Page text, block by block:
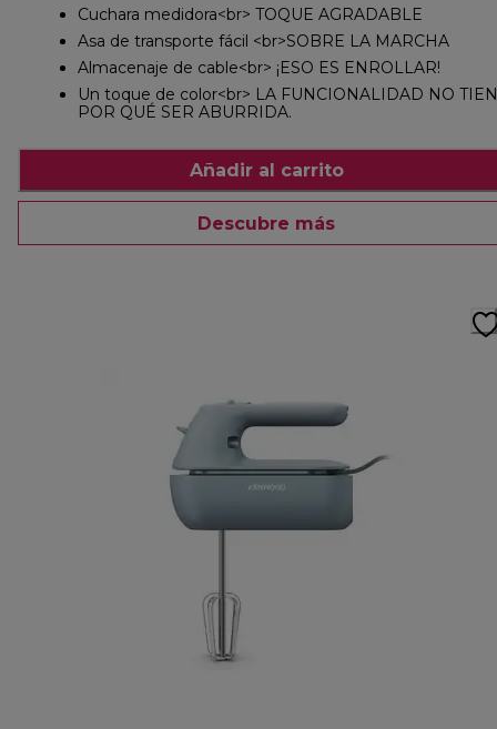
Cuchara medidora<br> TOQUE AGRADABLE
Asa de transporte fácil <br>SOBRE LA MARCHA
Almacenaje de cable<br> ¡ESO ES ENROLLAR!
Un toque de color<br> LA FUNCIONALIDAD NO
POR QUÉ SER ABURRIDA.
Añadir al carrito
Descubre más